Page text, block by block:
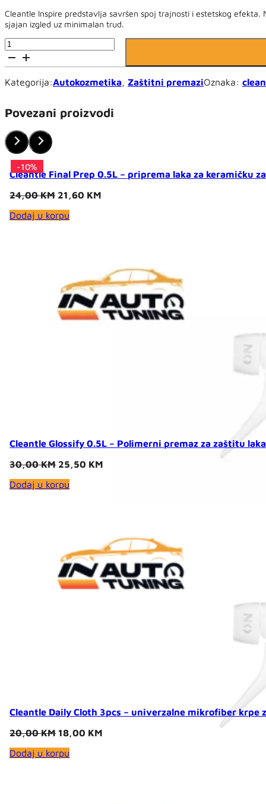
Cleantle Inspire predstavlja savršen spoj trajnosti i estetskog
sjajan izgled uz minimalan trud.
Cleantle
Inspire
30ml
keramička
za
auto
količina
Kategorija:Autokozmetika, Zaštitni premaziOznaka:
Povezani proizvodi
Cleantle Final Prep 0.5L – priprema laka za keramičku
24,00KM Original
was:
21,60 KM
Dodaj u korpu
-10%
Cleantle Glossify 0.5L – Polimerni premaz za zaštitu
30,00KM Original
was:
25,50 KM
Dodaj u korpu
-15%
Cleantle Daily Cloth 3pcs – univerzalne mikrofiber krpe
20,00KM Original
was:
18,00 KM
Dodaj u korpu
-10%
-10%
-10%
-10%
-15%
-10%
-10%